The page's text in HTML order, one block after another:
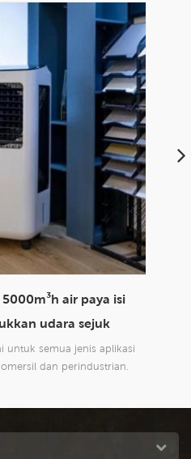
air paya isi
udara sejuk
semua jenis aplikasi
dan perindustrian.